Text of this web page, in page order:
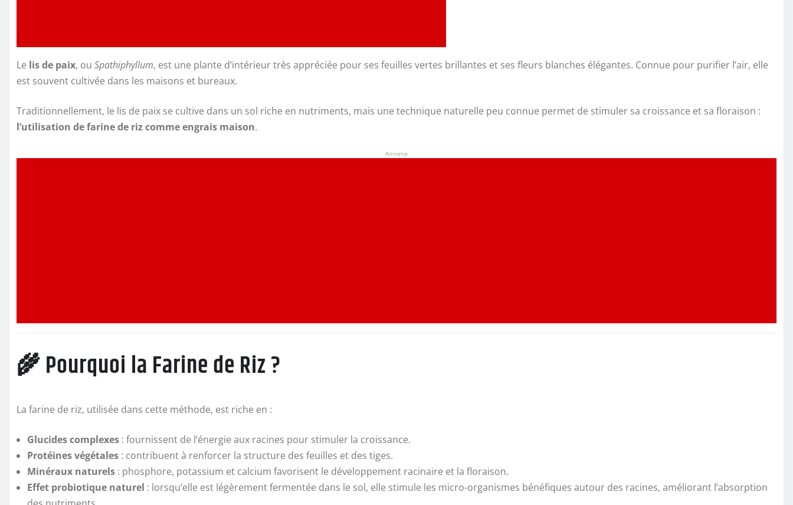
Le lis de paix, ou Spathiphyllum, est une plante d’intérieur très appréciée pour ses feuilles vertes brillantes et ses fleurs blanches élégantes. Connue pour purifier l’air, elle
est souvent cultivée dans les maisons et bureaux.
Traditionnellement, le lis de paix se cultive dans un sol riche en nutriments, mais une technique naturelle peu connue permet de stimuler sa croissance et sa floraison :
l’utilisation de farine de riz comme engrais maison.
Annonce
🌾 Pourquoi la Farine de Riz ?
La farine de riz, utilisée dans cette méthode, est riche en :
Glucides complexes : fournissent de l’énergie aux racines pour stimuler la croissance.
Protéines végétales : contribuent à renforcer la structure des feuilles et des tiges.
Minéraux naturels : phosphore, potassium et calcium favorisent le développement racinaire et la floraison.
Effet probiotique naturel : lorsqu’elle est légèrement fermentée dans le sol, elle stimule les micro-organismes bénéfiques autour des racines, améliorant l’absorption